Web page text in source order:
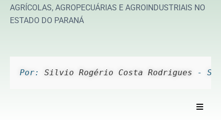
AGRÍCOLAS, AGROPECUÁRIAS E AGROINDUSTRIAIS NO
ESTADO DO PARANÁ
Por: Silvio Rogério Costa Rodrigues -